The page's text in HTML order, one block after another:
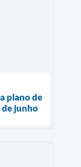
plano de
de junho